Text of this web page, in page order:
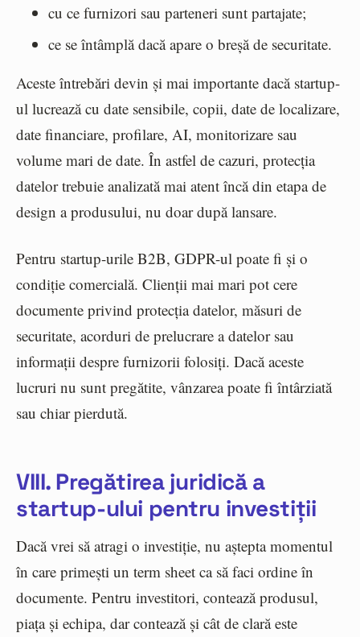
cu ce furnizori sau parteneri sunt partajate;
ce se întâmplă dacă apare o breșă de securitate.
Aceste întrebări devin și mai importante dacă startup-
ul lucrează cu date sensibile, copii, date de localizare,
date financiare, profilare, AI, monitorizare sau
volume mari de date. În astfel de cazuri, protecția
datelor trebuie analizată mai atent încă din etapa de
design a produsului, nu doar după lansare.
Pentru startup-urile B2B, GDPR-ul poate fi și o
condiție comercială. Clienții mai mari pot cere
documente privind protecția datelor, măsuri de
securitate, acorduri de prelucrare a datelor sau
informații despre furnizorii folosiți. Dacă aceste
lucruri nu sunt pregătite, vânzarea poate fi întârziată
sau chiar pierdută.
VIII. Pregătirea juridică a
startup-ului pentru investiții
Dacă vrei să atragi o investiție, nu aștepta momentul
în care primești un term sheet ca să faci ordine în
documente. Pentru investitori, contează produsul,
piața și echipa, dar contează și cât de clară este